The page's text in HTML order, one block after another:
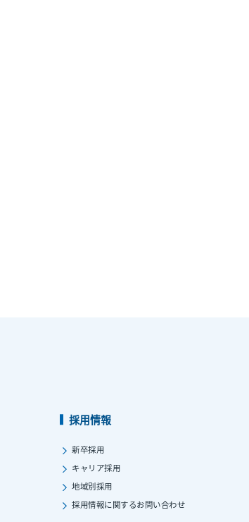
採用情報
新卒採用
キャリア採用
地域別採用
採用情報に関するお問い合わせ